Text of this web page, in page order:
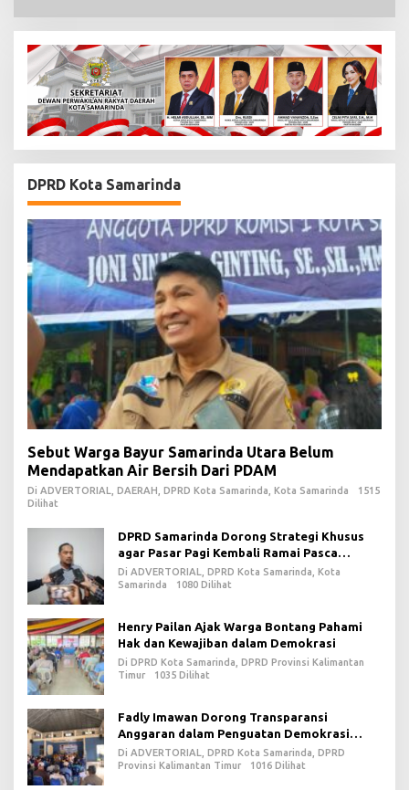
DPRD Kota Samarinda
Sebut Warga Bayur Samarinda Utara Belum
Mendapatkan Air Bersih Dari PDAM
Di ADVERTORIAL, DAERAH, DPRD Kota Samarinda, Kota Samarinda
1515
Dilihat
DPRD Samarinda Dorong Strategi Khusus
agar Pasar Pagi Kembali Ramai Pasca
Revitalisasi
Di ADVERTORIAL, DPRD Kota Samarinda, Kota
Samarinda
1080 Dilihat
Henry Pailan Ajak Warga Bontang Pahami
Hak dan Kewajiban dalam Demokrasi
Di DPRD Kota Samarinda, DPRD Provinsi Kalimantan
Timur
1035 Dilihat
Fadly Imawan Dorong Transparansi
Anggaran dalam Penguatan Demokrasi
Daerah di PPU
Di ADVERTORIAL, DPRD Kota Samarinda, DPRD
Provinsi Kalimantan Timur
1016 Dilihat